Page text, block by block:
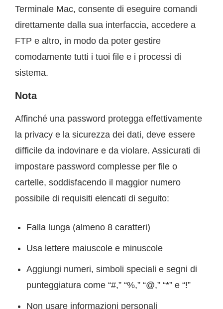
Terminale Mac, consente di eseguire comandi
direttamente dalla sua interfaccia, accedere a
FTP e altro, in modo da poter gestire
comodamente tutti i tuoi file e i processi di
sistema.
Nota
Affinché una password protegga effettivamente
la privacy e la sicurezza dei dati, deve essere
difficile da indovinare e da violare. Assicurati di
impostare password complesse per file o
cartelle, soddisfacendo il maggior numero
possibile di requisiti elencati di seguito:
Falla lunga (almeno 8 caratteri)
Usa lettere maiuscole e minuscole
Aggiungi numeri, simboli speciali e segni di
punteggiatura come “#,” “%,” “@,” “*” e “!”
Non usare informazioni personali